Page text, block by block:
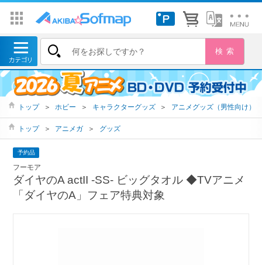
トップ ＞ ホビー ＞ キャラクターグッズ ＞ アニメグッズ（男性向け）
トップ ＞ アニメガ ＞ グッズ
予約品
フーモア
ダイヤのA actII ‐SS‐ ビッグタオル ◆TVアニメ
「ダイヤのA」フェア特典対象